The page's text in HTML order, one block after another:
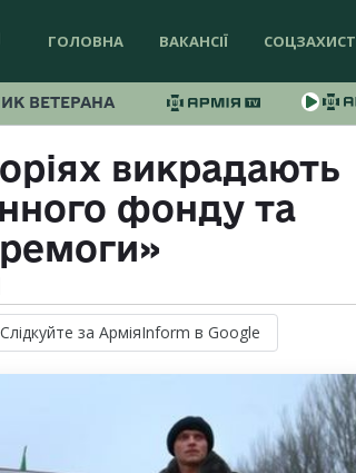
ГОЛОВНА ВАКАНСІЇ СОЦЗАХИСТ
ВЕТЕРАНА
викрадають
фонду та
Слідкуйте за АрміяInform в Google